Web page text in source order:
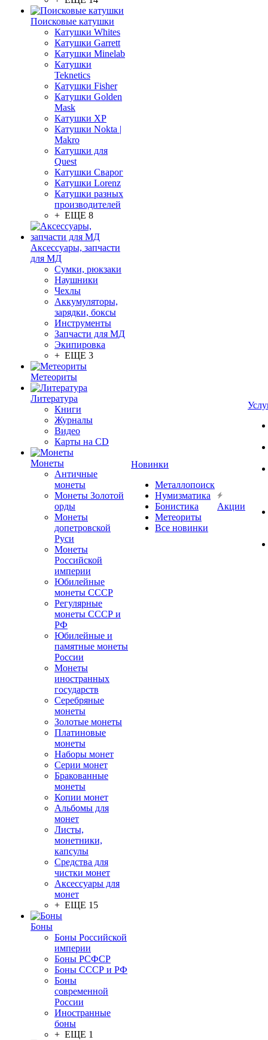
Поисковые катушки
Катушки Whites
Катушки Garrett
Катушки Minelab
Катушки
Teknetics
Катушки Fisher
Катушки Golden
Mask
Катушки XP
Катушки Nokta |
Makro
Катушки для
Quest
Катушки Сварог
Катушки Lorenz
Катушки разных
производителей
+ ЕЩЕ 8
Аксессуары, запчасти
для МД
Сумки, рюкзаки
Наушники
Чехлы
Аккумуляторы,
зарядки, боксы
Инструменты
Запчасти для МД
Экипировка
+ ЕЩЕ 3
Метеориты
Литература
Книги
Журналы
Видео
Карты на CD
Монеты
Античные
монеты
Монеты Золотой
орды
Монеты
допетровской
Руси
Монеты
Российской
империи
Юбилейные
монеты СССР
Регулярные
монеты СССР и
РФ
Юбилейные и
памятные монеты
России
Монеты
иностранных
государств
Серебряные
монеты
Золотые монеты
Платиновые
монеты
Наборы монет
Серии монет
Бракованные
монеты
Копии монет
Альбомы для
монет
Листы,
монетники,
капсулы
Средства для
чистки монет
Аксессуары для
монет
+ ЕЩЕ 15
Боны
Боны Российской
империи
Боны РСФСР
Боны СССР и РФ
Боны
современной
России
Иностранные
боны
+ ЕЩЕ 1
Новинки
Металлопоиск
Нумизматика
Бонистика
Метеориты
Все новинки
Акции